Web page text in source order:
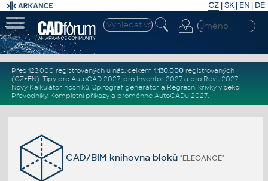
CZ | SK| EN | DE
Přes 123.000 registrovaných u nás, celkem 1.130.000registrovaných
(CZ+EN). Tipy pro AutoCAD 2027, pro Inventor 2027a pro Revit 2027.
Nový Kalkulátor nosníků, Spirograf generátor a Regresní křivkyv sekci
Převodníky. Kompletní příkazya proměnné AutoCADu 2027.
CAD/BIM knihovna bloků"ELEGANCE"